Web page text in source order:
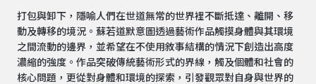
打包與卸下，隱喻人們在世道無常的世界裡不斷抵達、離開、移
動及轉移的境況。蘇若道默意圖透過藝術作品觸摸身體與其環境
之間流動的邊界，並希望在不使用敘事結構的情況下創造出高度
濃縮的強度。作品突破傳統藝術形式的界線，觸及個體和社會的
核心問題，更從對身體和環境的探索，引發觀眾對自身與世界的